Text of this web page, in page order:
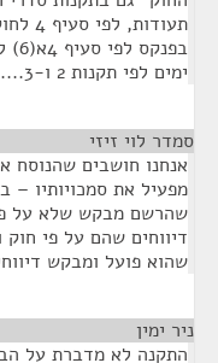
ימים לפי תקנות 2 ו-3....." - -
סמדר לוי זיזי
אנחנו חושבים שהנוסח
מפעיל את סמכויותיו –
שהרשם מבקש שלא על
דיווחים שהם על פי
שהוא פועל ומבקש
ניר ימין
התקנה לא מדברת על